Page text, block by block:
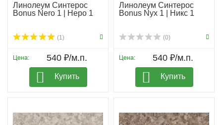
Линолеум Синтерос
Bonus Nero 1 | Неро 1
(1)
Цена: 540 ₽/м.п.
Купить
Линолеум Синтерос
Bonus Nyx 1 | Никс 1
(0)
Цена: 540 ₽/м.п.
Купить